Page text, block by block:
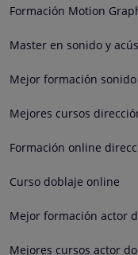
Formación Motion
Master en sonido y
Mejor formación
Mejores cursos
Formación online
Curso doblaje online
Mejor formación actor
Mejores cursos actor